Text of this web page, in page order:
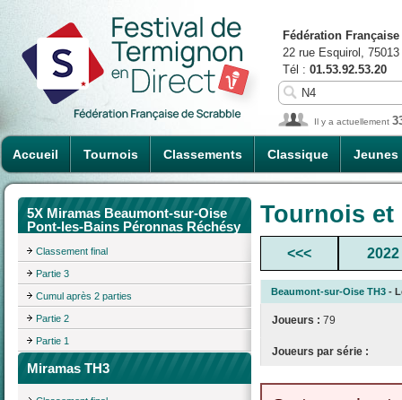
Accueil Tournois Classements Classique Jeunes
Fédération
22 rue Esquirol,
Tél : 01.53.92.53.20
Il y a actuellement
5X Miramas Beaumont-sur-Oise
Pont-les-Bains Péronnas Réchésy
Classement final
Partie 3
Cumul après 2 parties
Partie 2
Partie 1
Miramas TH3
Tournois
<<< 2022
Beaumont-sur-Oise TH3 -
Joueurs : 79
Joueurs par série :